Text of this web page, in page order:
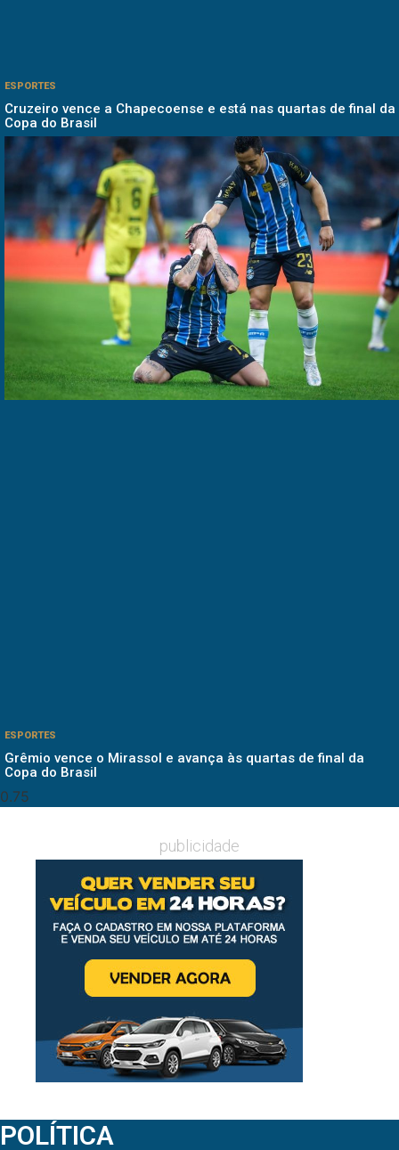
ESPORTES
Cruzeiro vence a Chapecoense e está nas quartas de final da
Copa do Brasil
ESPORTES
Grêmio vence o Mirassol e avança às quartas de final da
Copa do Brasil
publicidade
POLÍTICA